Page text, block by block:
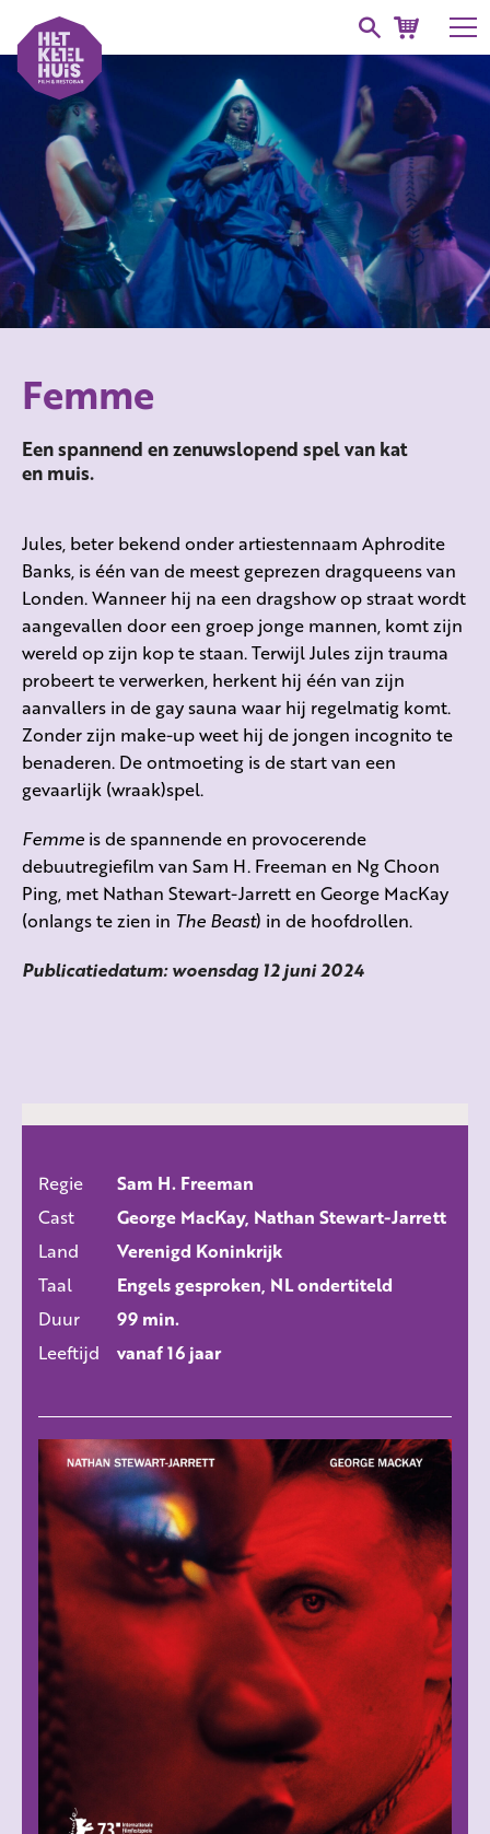
Femme
Een spannend en zenuwslopend spel van kat
en muis.
Jules, beter bekend onder artiestennaam Aphrodite
Banks, is één van de meest geprezen dragqueens van
Londen. Wanneer hij na een dragshow op straat wordt
aangevallen door een groep jonge mannen, komt zijn
wereld op zijn kop te staan. Terwijl Jules zijn trauma
probeert te verwerken, herkent hij één van zijn
aanvallers in de gay sauna waar hij regelmatig komt.
Zonder zijn make-up weet hij de jongen incognito te
benaderen. De ontmoeting is de start van een
gevaarlijk (wraak)spel.
Femme is de spannende en provocerende
debuutregiefilm van Sam H. Freeman en Ng Choon
Ping, met Nathan Stewart-Jarrett en George MacKay
(onlangs te zien in The Beast) in de hoofdrollen.
Publicatiedatum: woensdag 12 juni 2024
Regie
Sam H. Freeman
Cast
George MacKay, Nathan Stewart-Jarrett
Land
Verenigd Koninkrijk
Taal
Engels gesproken, NL ondertiteld
Duur
99 min.
Leeftijd
vanaf 16 jaar